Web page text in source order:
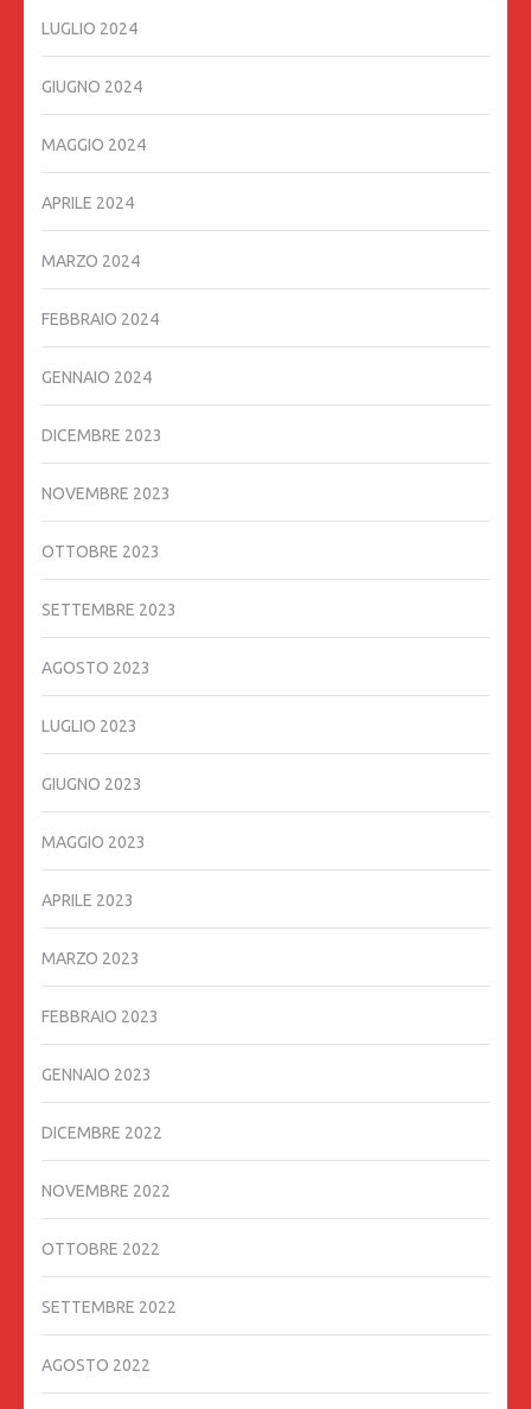
LUGLIO 2024
GIUGNO 2024
MAGGIO 2024
APRILE 2024
MARZO 2024
FEBBRAIO 2024
GENNAIO 2024
DICEMBRE 2023
NOVEMBRE 2023
OTTOBRE 2023
SETTEMBRE 2023
AGOSTO 2023
LUGLIO 2023
GIUGNO 2023
MAGGIO 2023
APRILE 2023
MARZO 2023
FEBBRAIO 2023
GENNAIO 2023
DICEMBRE 2022
NOVEMBRE 2022
OTTOBRE 2022
SETTEMBRE 2022
AGOSTO 2022